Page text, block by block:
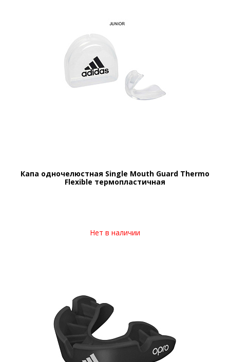
Капа одночелюстная Single Mouth Guard Thermo
Flexible термопластичная
Нет в наличии